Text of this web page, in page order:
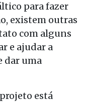
para fazer
existem outras
com alguns
e ajudar a
dar uma
está